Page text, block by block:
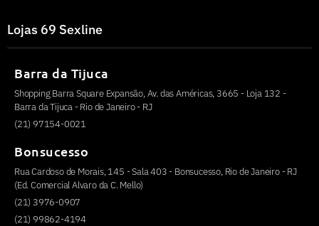
Lojas 69 Sexline
Barra da Tijuca
Shopping Barra Square Expansão, Av. das Américas, 3665 - Loja 132 -
Barra da Tijuca - Rio de Janeiro - RJ
(21) 97154-0021
Bonsucesso
Rua Cardoso de Morais, 145 - Sala 403 - Bonsucesso, Rio de Janeiro - RJ
(Ed. Comercial Alvaro da C. Mello)
(21) 3976-0907
(21) 99862-4194